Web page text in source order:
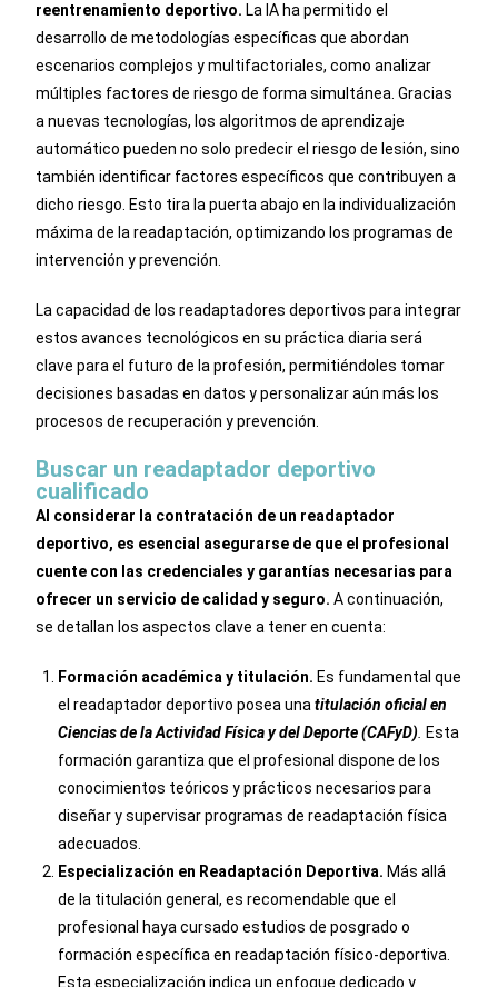
reentrenamiento deportivo. La IA ha permitido el
desarrollo de metodologías específicas que abordan
escenarios complejos y multifactoriales, como analizar
múltiples factores de riesgo de forma simultánea. Gracias
a nuevas tecnologías, los algoritmos de aprendizaje
automático pueden no solo predecir el riesgo de lesión, sino
también identificar factores específicos que contribuyen a
dicho riesgo. Esto tira la puerta abajo en la individualización
máxima de la readaptación, optimizando los programas de
intervención y prevención.
La capacidad de los readaptadores deportivos para integrar
estos avances tecnológicos en su práctica diaria será
clave para el futuro de la profesión, permitiéndoles tomar
decisiones basadas en datos y personalizar aún más los
procesos de recuperación y prevención.
Buscar un readaptador deportivo
cualificado
Al considerar la contratación de un readaptador
deportivo, es esencial asegurarse de que el profesional
cuente con las credenciales y garantías necesarias para
ofrecer un servicio de calidad y seguro. A continuación,
se detallan los aspectos clave a tener en cuenta:
Formación académica y titulación. Es fundamental que
el readaptador deportivo posea unatitulación oficial en
Ciencias de la Actividad Física y del Deporte (CAFyD). Esta
formación garantiza que el profesional dispone de los
conocimientos teóricos y prácticos necesarios para
diseñar y supervisar programas de readaptación física
adecuados.
Especialización en Readaptación Deportiva. Más allá
de la titulación general, es recomendable que el
profesional haya cursado estudios de posgrado o
formación específica en readaptación físico-deportiva.
Esta especialización indica un enfoque dedicado y